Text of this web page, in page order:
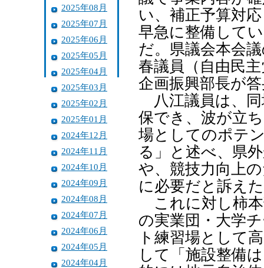
2025年08月
2025年07月
2025年06月
2025年05月
2025年04月
2025年03月
2025年02月
2025年01月
2024年12月
2024年11月
2024年10月
2024年09月
2024年08月
2024年07月
2024年06月
2024年05月
2024年04月
い、補正予算対
早急に整備して
だ。県議会本会
春議員（自由民
企画振興部長が
八江議員は、同
保でき、波が立
場としてのポテ
る」と述べ、県
や、競技力向上
に必要だと訴え
これに対し柿本
の実業団・大学
ト練習場として
して「施設整備